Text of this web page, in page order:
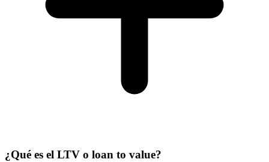
¿Qué es el LTV o loan to value?